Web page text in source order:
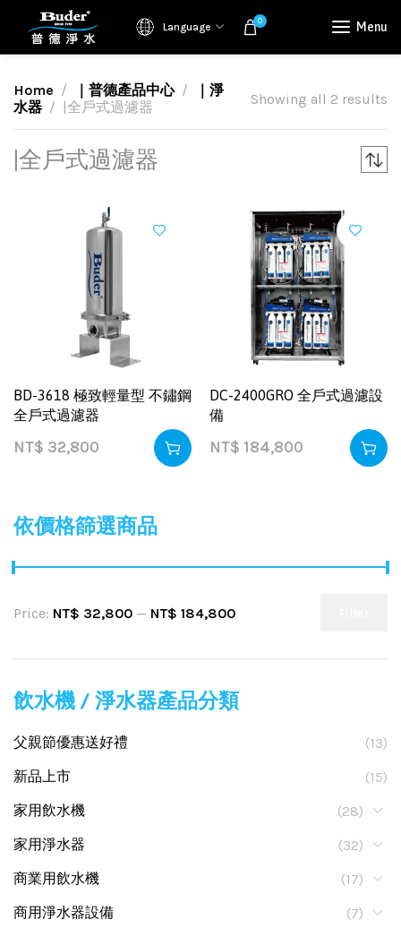
Language 0 Menu
Home ｜普德產品中心
｜淨
水器
|全戶式過濾器 Showing all 2 results
依價格篩選商品
Price: NT$ 32,800 — NT$ 184,800
飲水機 / 淨水器產品分類
父親節優惠送好禮
(13)
新品上市
(15)
家用飲水機
(28)
家用淨水器
(32)
商業用飲水機
(17)
商用淨水器設備
(7)
|全戶式過濾器
BD-3618 極致輕量型 不鏽鋼
全戶式過濾器
NT$ 32,800
DC-2400GRO 全戶式過濾設
備
NT$ 184,800